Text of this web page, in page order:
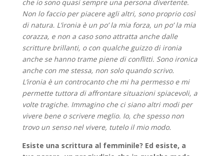
che io sono quasi sempre una persona divertente.
Non lo faccio per piacere agli altri, sono proprio così
di natura. L’ironia è un po’ la mia forza, un po’ la mia
corazza, e non a caso sono attratta anche dalle
scritture brillanti, o con qualche guizzo di ironia
anche se hanno trame piene di conflitti. Sono ironica
anche con me stessa, non solo quando scrivo.
L’ironia è un controcanto che mi ha permesso e mi
permette tuttora di affrontare situazioni spiacevoli, a
volte tragiche. Immagino che ci siano altri modi per
vivere bene o scrivere meglio. Io, che spesso non
trovo un senso nel vivere, tutelo il mio modo.
Esiste una scrittura al femminile? Ed esiste, a